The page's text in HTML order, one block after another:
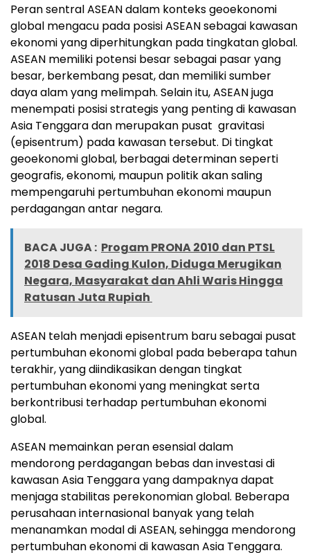
Peran sentral ASEAN dalam konteks geoekonomi
global mengacu pada posisi ASEAN sebagai kawasan
ekonomi yang diperhitungkan pada tingkatan global.
ASEAN memiliki potensi besar sebagai pasar yang
besar, berkembang pesat, dan memiliki sumber
daya alam yang melimpah. Selain itu, ASEAN juga
menempati posisi strategis yang penting di kawasan
Asia Tenggara dan merupakan pusat gravitasi
(episentrum) pada kawasan tersebut. Di tingkat
geoekonomi global, berbagai determinan seperti
geografis, ekonomi, maupun politik akan saling
mempengaruhi pertumbuhan ekonomi maupun
perdagangan antar negara.
BACA JUGA : Progam PRONA 2010 dan PTSL
2018 Desa Gading Kulon, Diduga Merugikan
Negara, Masyarakat dan Ahli Waris Hingga
Ratusan Juta Rupiah
ASEAN telah menjadi episentrum baru sebagai pusat
pertumbuhan ekonomi global pada beberapa tahun
terakhir, yang diindikasikan dengan tingkat
pertumbuhan ekonomi yang meningkat serta
berkontribusi terhadap pertumbuhan ekonomi
global.
ASEAN memainkan peran esensial dalam
mendorong perdagangan bebas dan investasi di
kawasan Asia Tenggara yang dampaknya dapat
menjaga stabilitas perekonomian global. Beberapa
perusahaan internasional banyak yang telah
menanamkan modal di ASEAN, sehingga mendorong
pertumbuhan ekonomi di kawasan Asia Tenggara.